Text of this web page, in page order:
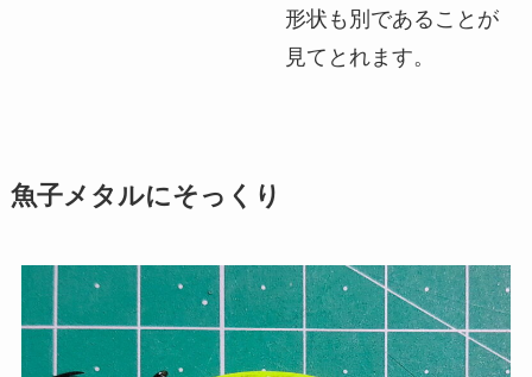
形状も別であることが
見てとれます。
魚子メタルにそっくり